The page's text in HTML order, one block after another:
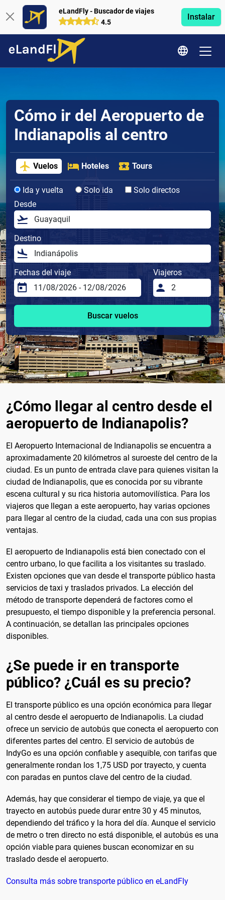
eLandFly - Buscador de viajes
4.5
Instalar
Cómo ir del Aeropuerto de
Indianapolis al centro
Vuelos Hoteles Tours
Ida y vuelta Solo ida
Solo directos
Desde
Destino
Fechas del viaje Viajeros
Buscar vuelos
¿Cómo llegar al centro desde el
aeropuerto de Indianapolis?
El Aeropuerto Internacional de Indianapolis se encuentra a
aproximadamente 20 kilómetros al suroeste del centro de la
ciudad. Es un punto de entrada clave para quienes visitan la
ciudad de Indianapolis, que es conocida por su vibrante
escena cultural y su rica historia automovilística. Para los
viajeros que llegan a este aeropuerto, hay varias opciones
para llegar al centro de la ciudad, cada una con sus propias
ventajas.
El aeropuerto de Indianapolis está bien conectado con el
centro urbano, lo que facilita a los visitantes su traslado.
Existen opciones que van desde el transporte público hasta
servicios de taxi y traslados privados. La elección del
método de transporte dependerá de factores como el
presupuesto, el tiempo disponible y la preferencia personal.
A continuación, se detallan las principales opciones
disponibles.
¿Se puede ir en transporte
público? ¿Cuál es su precio?
El transporte público es una opción económica para llegar
al centro desde el aeropuerto de Indianapolis. La ciudad
ofrece un servicio de autobús que conecta el aeropuerto con
diferentes partes del centro. El servicio de autobús de
IndyGo es una opción confiable y asequible, con tarifas que
generalmente rondan los 1,75 USD por trayecto, y cuenta
con paradas en puntos clave del centro de la ciudad.
Además, hay que considerar el tiempo de viaje, ya que el
trayecto en autobús puede durar entre 30 y 45 minutos,
dependiendo del tráfico y la hora del día. Aunque el servicio
de metro o tren directo no está disponible, el autobús es una
opción viable para quienes buscan economizar en su
traslado desde el aeropuerto.
Consulta más sobre transporte público en eLandFly